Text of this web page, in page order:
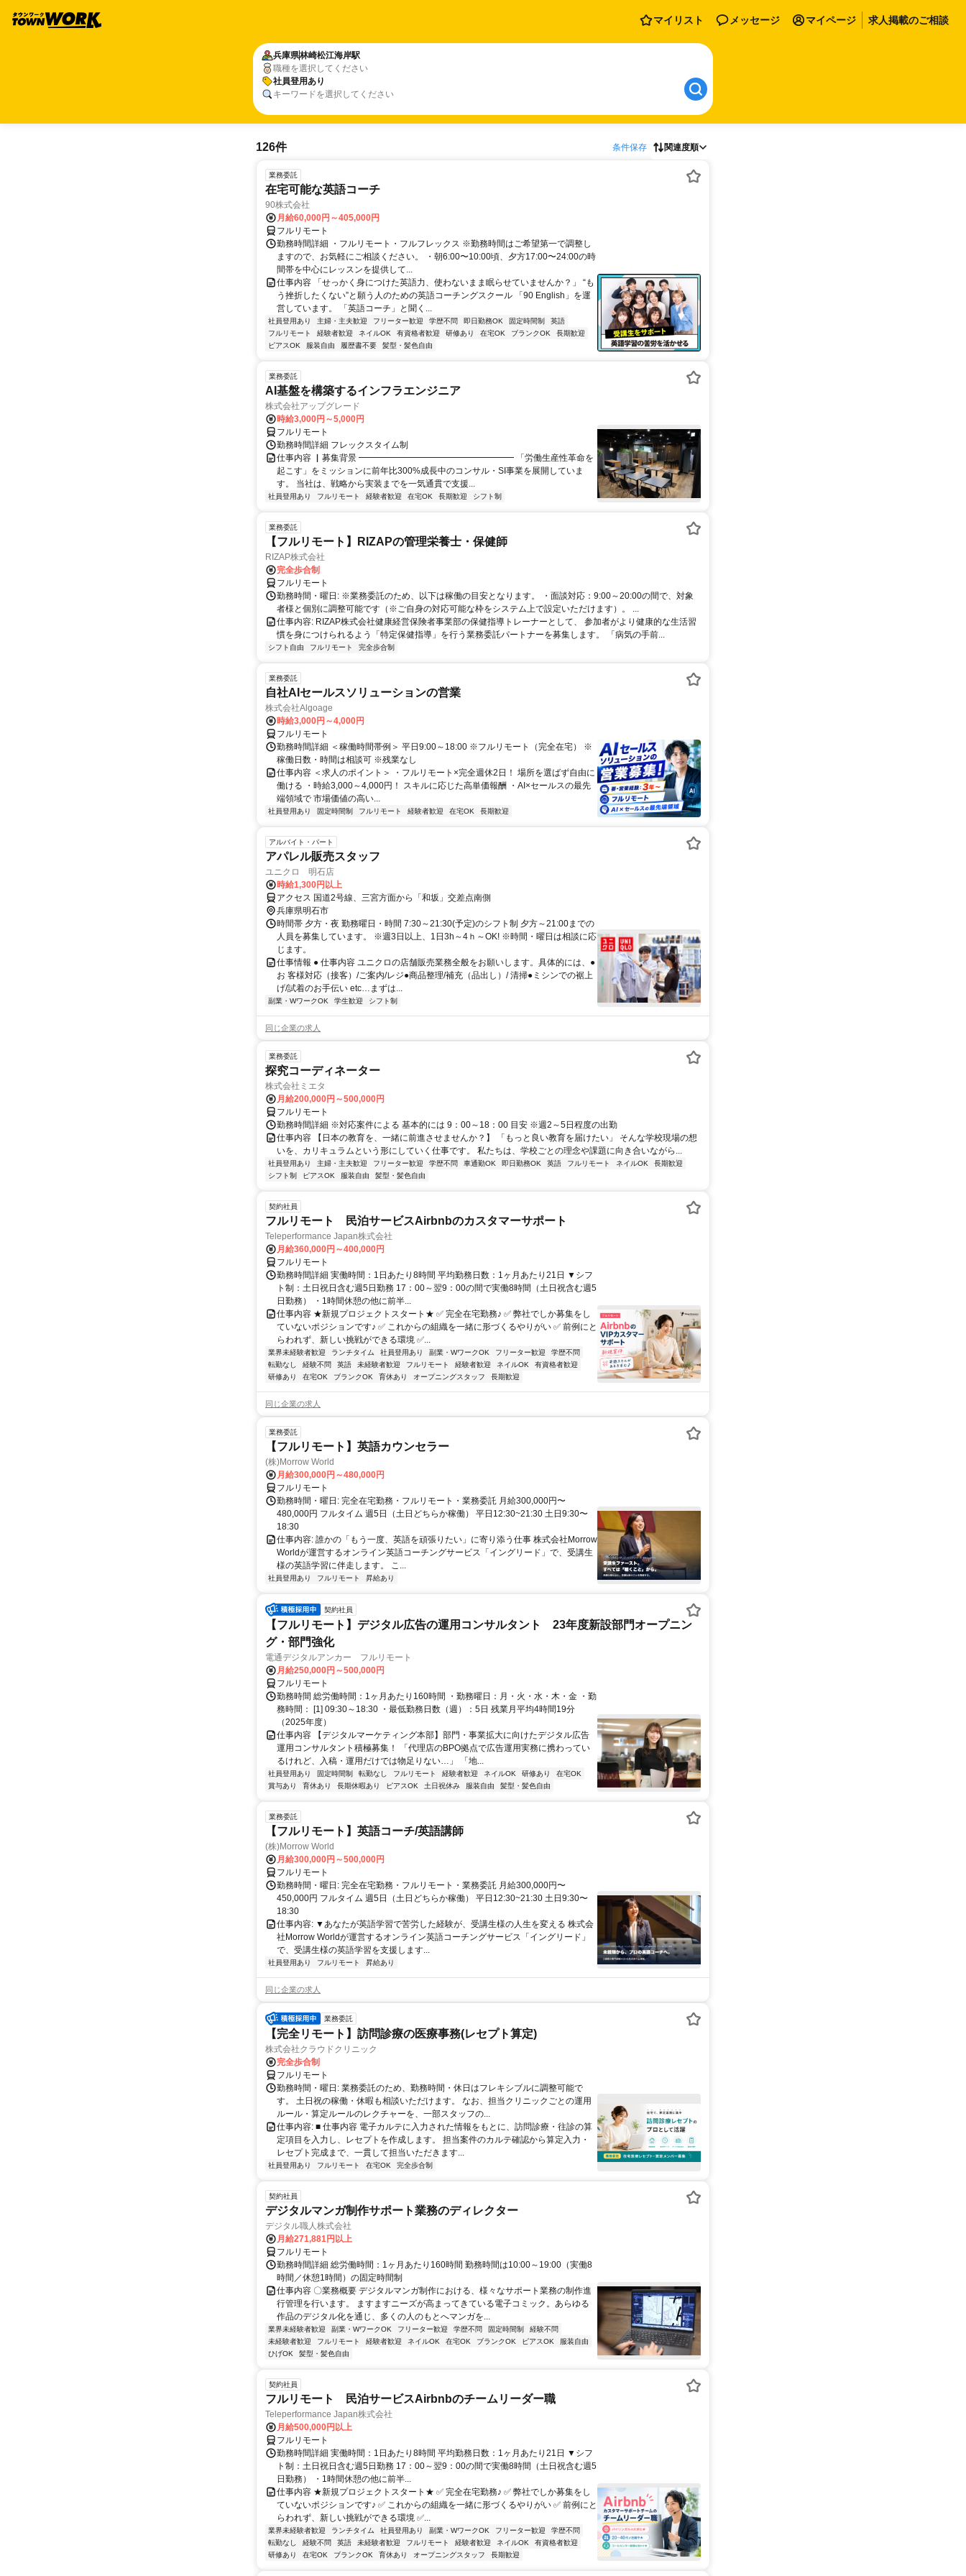
マイリスト メッセージ マイページ 求人掲載のご相談
兵庫県林崎松江海岸駅
職種を選択してください
社員登用あり
キーワードを選択してください
126件 条件保存 関連度順
業務委託
在宅可能な英語コーチ
90株式会社
月給60,000円～405,000円
フルリモート
勤務時間詳細 ・フルリモート・フルフレックス ※勤務時間はご希望第一で調整し
ますので、お気軽にご相談ください。 ・朝6:00〜10:00頃、夕方17:00〜24:00の時
間帯を中心にレッスンを提供して...
仕事内容 「せっかく身につけた英語力、使わないまま眠らせていませんか？」 “も
う挫折したくない”と願う人のための英語コーチングスクール 「90 English」を運
営しています。 「英語コーチ」と聞く...
社員登用あり 主婦・主夫歓迎 フリーター歓迎 学歴不問 即日勤務OK 固定時間制
英語
フルリモート
経験者歓迎 ネイルOK 有資格者歓迎 研修あり 在宅OK ブランクOK
長期歓迎
ピアスOK
服装自由 履歴書不要 髪型・髪色自由
業務委託
AI基盤を構築するインフラエンジニア
株式会社アップグレード
時給3,000円～5,000円
フルリモート
勤務時間詳細 フレックスタイム制
仕事内容 ▏募集背景 ━━━━━━━━━━━━━━━━━━ 「労働生産性革命を
起こす」をミッションに前年比300%成長中のコンサル・SI事業を展開していま
す。 当社は、戦略から実装までを一気通貫で支援...
社員登用あり フルリモート 経験者歓迎 在宅OK 長期歓迎 シフト制
業務委託
【フルリモート】RIZAPの管理栄養士・保健師
RIZAP株式会社
完全歩合制
フルリモート
勤務時間・曜日: ※業務委託のため、以下は稼働の目安となります。 ・面談対応：9:00～20:00の間で、対象
者様と個別に調整可能です（※ご自身の対応可能な枠をシステム上で設定いただけます）。 ...
仕事内容: RIZAP株式会社健康経営保険者事業部の保健指導トレーナーとして、 参加者がより健康的な生活習
慣を身につけられるよう「特定保健指導」を行う業務委託パートナーを募集します。 「病気の手前...
シフト自由 フルリモート 完全歩合制
業務委託
自社AIセールスソリューションの営業
株式会社Algoage
時給3,000円～4,000円
フルリモート
勤務時間詳細 ＜稼働時間帯例＞ 平日9:00～18:00 ※フルリモート（完全在宅） ※
稼働日数・時間は相談可 ※残業なし
仕事内容 ＜求人のポイント＞ ・フルリモート×完全週休2日！ 場所を選ばず自由に
働ける ・時給3,000～4,000円！ スキルに応じた高単価報酬 ・AI×セールスの最先
端領域で 市場価値の高い...
社員登用あり 固定時間制 フルリモート 経験者歓迎 在宅OK 長期歓迎
アルバイト・パート
アパレル販売スタッフ
ユニクロ 明石店
時給1,300円以上
アクセス 国道2号線、三宮方面から「和坂」交差点南側
兵庫県明石市
時間帯 夕方・夜 勤務曜日・時間 7:30～21:30(予定)のシフト制 夕方～21:00までの
人員を募集しています。 ※週3日以上、1日3h～4ｈ～OK! ※時間・曜日は相談に応
じます。
仕事情報 ● 仕事内容 ユニクロの店舗販売業務全般をお願いします。具体的には、●
お 客様対応（接客）/ご案内/レジ●商品整理/補充（品出し）/ 清掃●ミシンでの裾上
げ/試着のお手伝い etc…まずは...
副業・WワークOK 学生歓迎 シフト制
同じ企業の求人
業務委託
探究コーディネーター
株式会社ミエタ
月給200,000円～500,000円
フルリモート
勤務時間詳細 ※対応案件による 基本的には 9：00～18：00 目安 ※週2～5日程度の出勤
仕事内容 【日本の教育を、一緒に前進させませんか？】 「もっと良い教育を届けたい」 そんな学校現場の想
いを、カリキュラムという形にしていく仕事です。 私たちは、学校ごとの理念や課題に向き合いながら...
社員登用あり 主婦・主夫歓迎 フリーター歓迎 学歴不問 車通勤OK 即日勤務OK 英語 フルリモート ネイルOK
長期歓迎
シフト制
ピアスOK 服装自由 髪型・髪色自由
契約社員
フルリモート 民泊サービスAirbnbのカスタマーサポート
Teleperformance Japan株式会社
月給360,000円～400,000円
フルリモート
勤務時間詳細 実働時間：1日あたり8時間 平均勤務日数：1ヶ月あたり21日 ▼シフ
ト制：土日祝日含む週5日勤務 17：00～翌9：00の間で実働8時間（土日祝含む週5
日勤務） ・1時間休憩の他に前半...
仕事内容 ★新規プロジェクトスタート★ ✅ 完全在宅勤務♪ ✅ 弊社でしか募集をし
ていないポジションです♪ ✅ これからの組織を一緒に形づくるやりがい ✅ 前例にと
らわれず、新しい挑戦ができる環境 ✅...
業界未経験者歓迎 ランチタイム 社員登用あり 副業・WワークOK フリーター歓迎
学歴不問
転勤なし
経験不問 英語 未経験者歓迎 フルリモート 経験者歓迎 ネイルOK
有資格者歓迎
研修あり
在宅OK ブランクOK 育休あり オープニングスタッフ 長期歓迎
同じ企業の求人
業務委託
【フルリモート】英語カウンセラー
(株)Morrow World
月給300,000円～480,000円
フルリモート
勤務時間・曜日: 完全在宅勤務・フルリモート・業務委託 月給300,000円〜
480,000円 フルタイム 週5日（土日どちらか稼働） 平日12:30~21:30 土日9:30〜
18:30
仕事内容: 誰かの「もう一度、英語を頑張りたい」に寄り添う仕事 株式会社Morrow
Worldが運営するオンライン英語コーチングサービス「イングリード」で、受講生
様の英語学習に伴走します。 こ...
社員登用あり フルリモート 昇給あり
契約社員
【フルリモート】デジタル広告の運用コンサルタント 23年度新設部門オープニン
グ・部門強化
電通デジタルアンカー フルリモート
月給250,000円～500,000円
フルリモート
勤務時間 総労働時間：1ヶ月あたり160時間 ・勤務曜日：月・火・水・木・金 ・勤
務時間： [1] 09:30～18:30 ・最低勤務日数（週）：5日 残業月平均4時間19分
（2025年度）
仕事内容 【デジタルマーケティング本部】部門・事業拡大に向けたデジタル広告
運用コンサルタント積極募集！ 「代理店のBPO拠点で広告運用実務に携わってい
るけれど、入稿・運用だけでは物足りない…」 「地...
社員登用あり 固定時間制 転勤なし フルリモート 経験者歓迎 ネイルOK 研修あり
在宅OK
賞与あり
育休あり 長期休暇あり ピアスOK 土日祝休み 服装自由 髪型・髪色自由
業務委託
【フルリモート】英語コーチ/英語講師
(株)Morrow World
月給300,000円～500,000円
フルリモート
勤務時間・曜日: 完全在宅勤務・フルリモート・業務委託 月給300,000円〜
450,000円 フルタイム 週5日（土日どちらか稼働） 平日12:30~21:30 土日9:30〜
18:30
仕事内容: ▼あなたが英語学習で苦労した経験が、受講生様の人生を変える 株式会
社Morrow Worldが運営するオンライン英語コーチングサービス「イングリード」
で、受講生様の英語学習を支援します...
社員登用あり フルリモート 昇給あり
同じ企業の求人
業務委託
【完全リモート】訪問診療の医療事務(レセプト算定)
株式会社クラウドクリニック
完全歩合制
フルリモート
勤務時間・曜日: 業務委託のため、勤務時間・休日はフレキシブルに調整可能で
す。 土日祝の稼働・休暇も相談いただけます。 なお、担当クリニックごとの運用
ルール・算定ルールのレクチャーを、一部スタッフの...
仕事内容: ■ 仕事内容 電子カルテに入力された情報をもとに、訪問診療・往診の算
定項目を入力し、レセプトを作成します。 担当案件のカルテ確認から算定入力・
レセプト完成まで、一貫して担当いただきます...
社員登用あり フルリモート 在宅OK 完全歩合制
契約社員
デジタルマンガ制作サポート業務のディレクター
デジタル職人株式会社
月給271,881円以上
フルリモート
勤務時間詳細 総労働時間：1ヶ月あたり160時間 勤務時間は10:00～19:00（実働8
時間／休憩1時間）の固定時間制
仕事内容 〇業務概要 デジタルマンガ制作における、様々なサポート業務の制作進
行管理を行います。 ますますニーズが高まってきている電子コミック。あらゆる
作品のデジタル化を通じ、多くの人のもとへマンガを...
業界未経験者歓迎 副業・WワークOK フリーター歓迎 学歴不問 固定時間制
経験不問
未経験者歓迎
フルリモート 経験者歓迎 ネイルOK 在宅OK ブランクOK ピアスOK
服装自由
ひげOK
髪型・髪色自由
契約社員
フルリモート 民泊サービスAirbnbのチームリーダー職
Teleperformance Japan株式会社
月給500,000円以上
フルリモート
勤務時間詳細 実働時間：1日あたり8時間 平均勤務日数：1ヶ月あたり21日 ▼シフ
ト制：土日祝日含む週5日勤務 17：00～翌9：00の間で実働8時間（土日祝含む週5
日勤務） ・1時間休憩の他に前半...
仕事内容 ★新規プロジェクトスタート★ ✅ 完全在宅勤務♪ ✅ 弊社でしか募集をし
ていないポジションです♪ ✅ これからの組織を一緒に形づくるやりがい ✅ 前例にと
らわれず、新しい挑戦ができる環境 ✅...
業界未経験者歓迎 ランチタイム 社員登用あり 副業・WワークOK フリーター歓迎
学歴不問
転勤なし
経験不問 英語 未経験者歓迎 フルリモート 経験者歓迎 ネイルOK
有資格者歓迎
研修あり
在宅OK ブランクOK 育休あり オープニングスタッフ 長期歓迎